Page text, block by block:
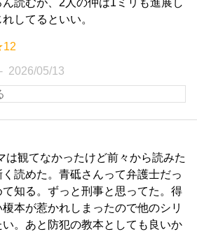
読むが、2人の仲は1ミリも進展し
してるといい。
2026/05/13
は観てなかったけど前々から読みた
読めた。青砥さんって弁護士だっ
知る。ずっと刑事と思ってた。得
本が惹かれしまったので他のシリ
。あと防犯の教本としても良いか